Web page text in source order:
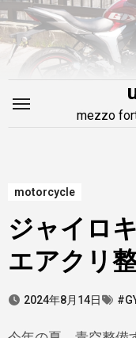
内
容
を
mezzo
motorcycle
ジャイロ
エアクリ
2024年8月14日